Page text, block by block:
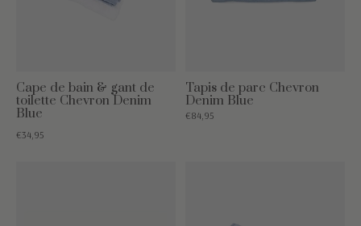
Cape de bain & gant de
toilette Chevron Denim
Blue
€34,95
Tapis de parc Chevron
Denim Blue
€84,95